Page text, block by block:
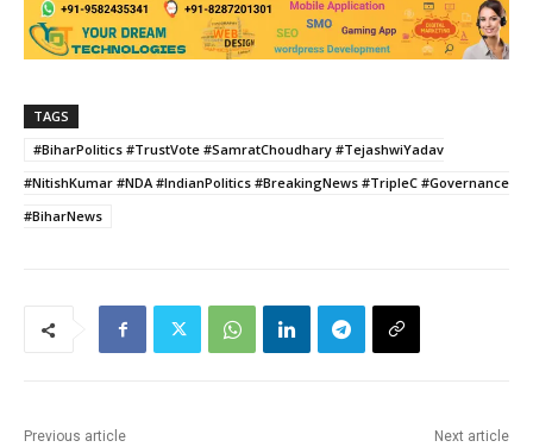
TAGS
#BiharPolitics #TrustVote #SamratChoudhary #TejashwiYadav
#NitishKumar #NDA #IndianPolitics #BreakingNews #TripleC #Governance
#BiharNews
Previous article Next article